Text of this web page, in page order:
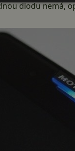
diodu nemá,